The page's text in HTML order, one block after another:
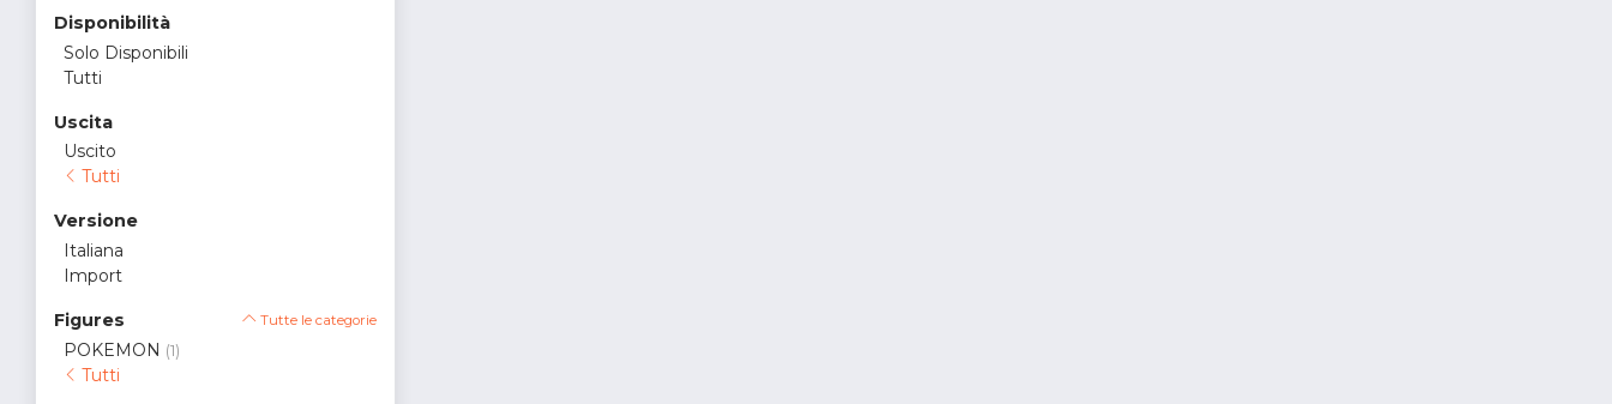
Disponibilità
Solo Disponibili
Tutti
Uscita
Uscito
Tutti
Versione
Italiana
Import
Figures Tutte le categorie
POKEMON (1)
Tutti